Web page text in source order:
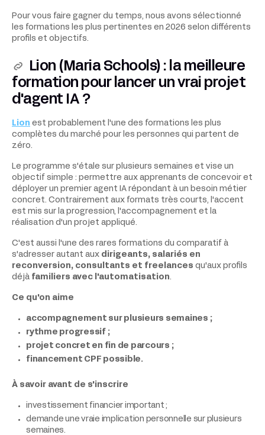
Pour vous faire gagner du temps, nous avons sélectionné
les formations les plus pertinentes en 2026 selon différents
profils et objectifs.
Lion (Maria Schools) : la meilleure
formation pour lancer un vrai projet
d'agent IA ?
Lion est probablement l'une des formations les plus
complètes du marché pour les personnes qui partent de
zéro.
Le programme s'étale sur plusieurs semaines et vise un
objectif simple : permettre aux apprenants de concevoir et
déployer un premier agent IA répondant à un besoin métier
concret. Contrairement aux formats très courts, l'accent
est mis sur la progression, l'accompagnement et la
réalisation d'un projet appliqué.
C'est aussi l'une des rares formations du comparatif à
s'adresser autant aux dirigeants, salariés en
reconversion, consultants et freelances qu'aux profils
déjà familiers avec l'automatisation.
Ce qu'on aime
accompagnement sur plusieurs semaines ;
rythme progressif ;
projet concret en fin de parcours ;
financement CPF possible.
À savoir avant de s'inscrire
investissement financier important ;
demande une vraie implication personnelle sur plusieurs
semaines.